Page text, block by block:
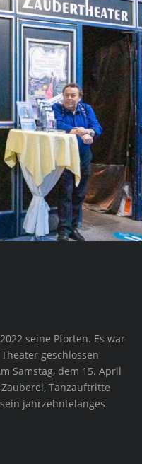
seine Pforten. Es war
geschlossen
Samstag, dem 15. April
Tanzauftritte
jahrzehntelanges